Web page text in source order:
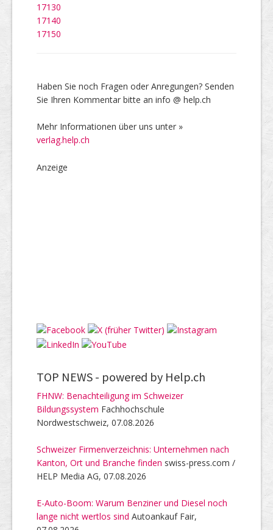
17130
17140
17150
Haben Sie noch Fragen oder Anregungen? Senden
Sie Ihren Kommentar bitte an info @ help.ch
Mehr Informationen über uns unter »
verlag.help.ch
Anzeige
TOP NEWS - powered by Help.ch
FHNW: Benachteiligung im Schweizer
Bildungssystem Fachhochschule
Nordwestschweiz, 07.08.2026
Schweizer Firmenverzeichnis: Unternehmen nach
Kanton, Ort und Branche finden swiss-press.com /
HELP Media AG, 07.08.2026
E-Auto-Boom: Warum Benziner und Diesel noch
lange nicht wertlos sind Autoankauf Fair,